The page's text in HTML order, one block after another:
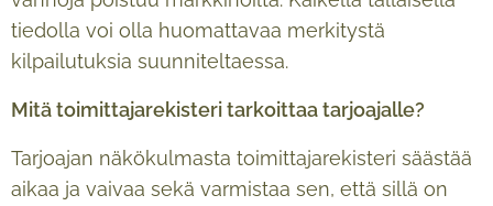
tiedolla voi olla huomattavaa merkitystä
kilpailutuksia suunniteltaessa.
Mitä toimittajarekisteri tarkoittaa tarjoajalle?
Tarjoajan näkökulmasta toimittajarekisteri säästää
aikaa ja vaivaa sekä varmistaa sen, että sillä on